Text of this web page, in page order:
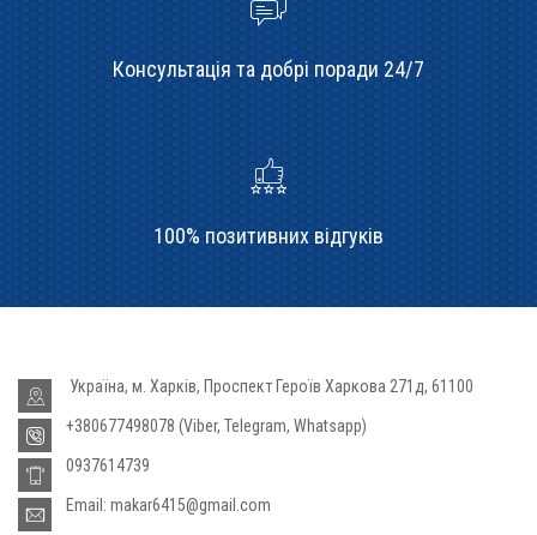
Консультація та добрі поради 24/7
100% позитивних відгуків
Україна, м. Харків, Проспект Героїв Харкова 271д, 61100
+380677498078 (Viber, Telegram, Whatsapp)
0937614739
Email: makar6415@gmail.com